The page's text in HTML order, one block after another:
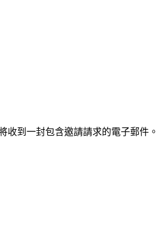
收到一封包含邀請請求的電子郵件。